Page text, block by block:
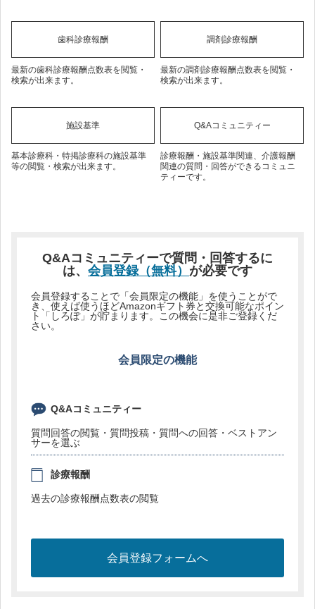
歯科診療報酬
最新の歯科診療報酬点数表を閲覧・
検索が出来ます。
調剤診療報酬
最新の調剤診療報酬点数表を閲覧・
検索が出来ます。
施設基準
基本診療科・特掲診療科の施設基準
等の閲覧・検索が出来ます。
Q&Aコミュニティー
診療報酬・施設基準関連、介護報酬
関連の質問・回答ができるコミュニ
ティーです。
Q&Aコミュニティーで質問・回答するに
は、 会員登録（無料） が必要です
会員登録することで「会員限定の機能」を使うことがで
き、使えば使うほどAmazonギフト券と交換可能なポイン
ト「しろぽ」が貯まります。この機会に是非ご登録くだ
さい。
会員限定の機能
Q&Aコミュニティー
質問回答の閲覧・質問投稿・質問への回答・ベストアン
サーを選ぶ
診療報酬
過去の診療報酬点数表の閲覧
会員登録フォームへ